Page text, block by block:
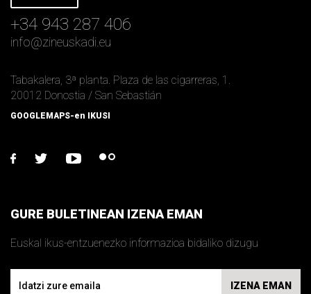
+34 943 287 406
info@zineuskadi.eu
Tabakalera, 3ª planta. Plaza de las cigarreras, 1.
20012 Donostia / San Sebastián
GOOGLEMAPS-en IKUSI
facebook
twitter youtubeflickr
GURE BULETINEAN IZENA EMAN
Euskal ikus-entzuenezko informazioa bidaliko dizugu
IZENA EMAN